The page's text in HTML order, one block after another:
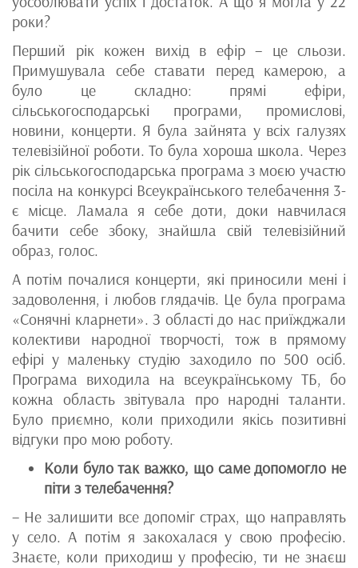
роки?
Перший рік кожен вихід в ефір – це сльози.
Примушувала себе ставати перед камерою, а
було це складно: прямі ефіри,
сільськогосподарські програми, промислові,
новини, концерти. Я була зайнята у всіх галузях
телевізійної роботи. То була хороша школа. Через
рік сільськогосподарська програма з моєю участю
посіла на конкурсі Всеукраїнського телебачення 3-
є місце. Ламала я себе доти, доки навчилася
бачити себе збоку, знайшла свій телевізійний
образ, голос.
А потім почалися концерти, які приносили мені і
задоволення, і любов глядачів. Це була програма
«Сонячні кларнети». З області до нас приїжджали
колективи народної творчості, тож в прямому
ефірі у маленьку студію заходило по 500 осіб.
Програма виходила на всеукраїнському ТБ, бо
кожна область звітувала про народні таланти.
Було приємно, коли приходили якісь позитивні
відгуки про мою роботу.
Коли було так важко, що саме допомогло не
піти з телебачення?
– Не залишити все допоміг страх, що направлять
у село. А потім я закохалася у свою професію.
Знаєте, коли приходиш у професію, ти не знаєш